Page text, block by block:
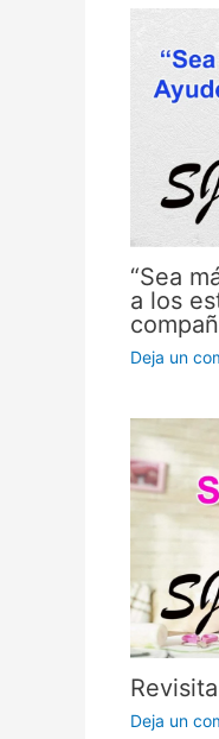
“Sea
a los
Deja un
Deja un